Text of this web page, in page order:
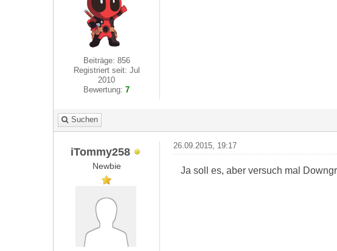
Beiträge: 856
Registriert seit: Jul
2010
Bewertung:7
Suchen
iTommy258
Newbie
26.09.2015, 19:17
Ja soll es, aber versuch mal